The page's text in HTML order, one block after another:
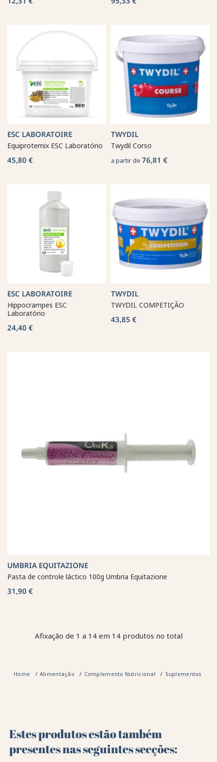
ESC LABORATOIRE
Equiprotemix ESC Laboratório
45,80 €
TWYDIL
Twydil Corso
a partir de 76,81 €
ESC LABORATOIRE
Hippocrampes ESC
Laboratório
24,40 €
TWYDIL
TWYDIL COMPETIÇÃO
43,85 €
UMBRIA EQUITAZIONE
Pasta de controle láctico 100g Umbria Equitazione
31,90 €
Afixação de 1 a 14 em 14 produtos no total
Home Alimentação Complemento Nutricional Suplementos de
Estes produtos estão também
presentes nas seguintes secções: